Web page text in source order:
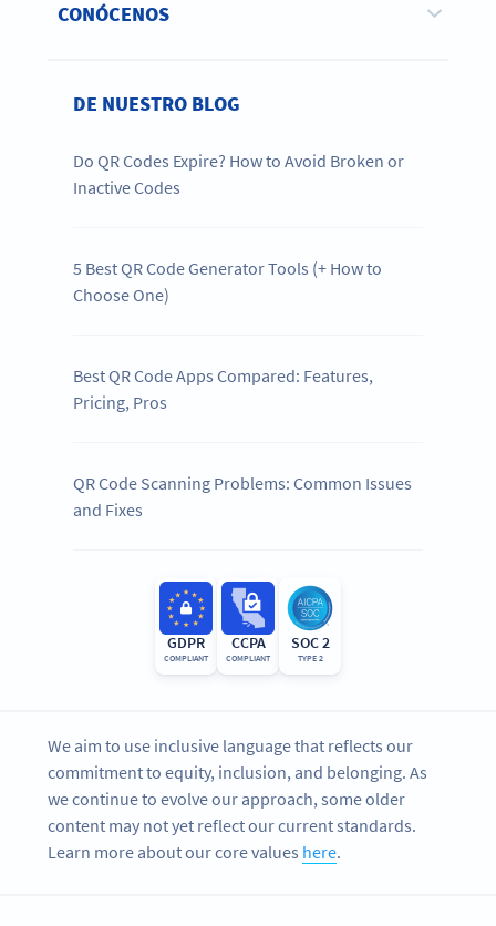
CONÓCENOS
DE NUESTRO BLOG
Do QR Codes Expire? How to Avoid Broken or
Inactive Codes
5 Best QR Code Generator Tools (+ How to
Choose One)
Best QR Code Apps Compared: Features,
Pricing, Pros
QR Code Scanning Problems: Common Issues
and Fixes
GDPR
COMPLIANT
CCPA
COMPLIANT
SOC 2
TYPE 2
We aim to use inclusive language that reflects our
commitment to equity, inclusion, and belonging. As
we continue to evolve our approach, some older
content may not yet reflect our current standards.
Learn more about our core values here.